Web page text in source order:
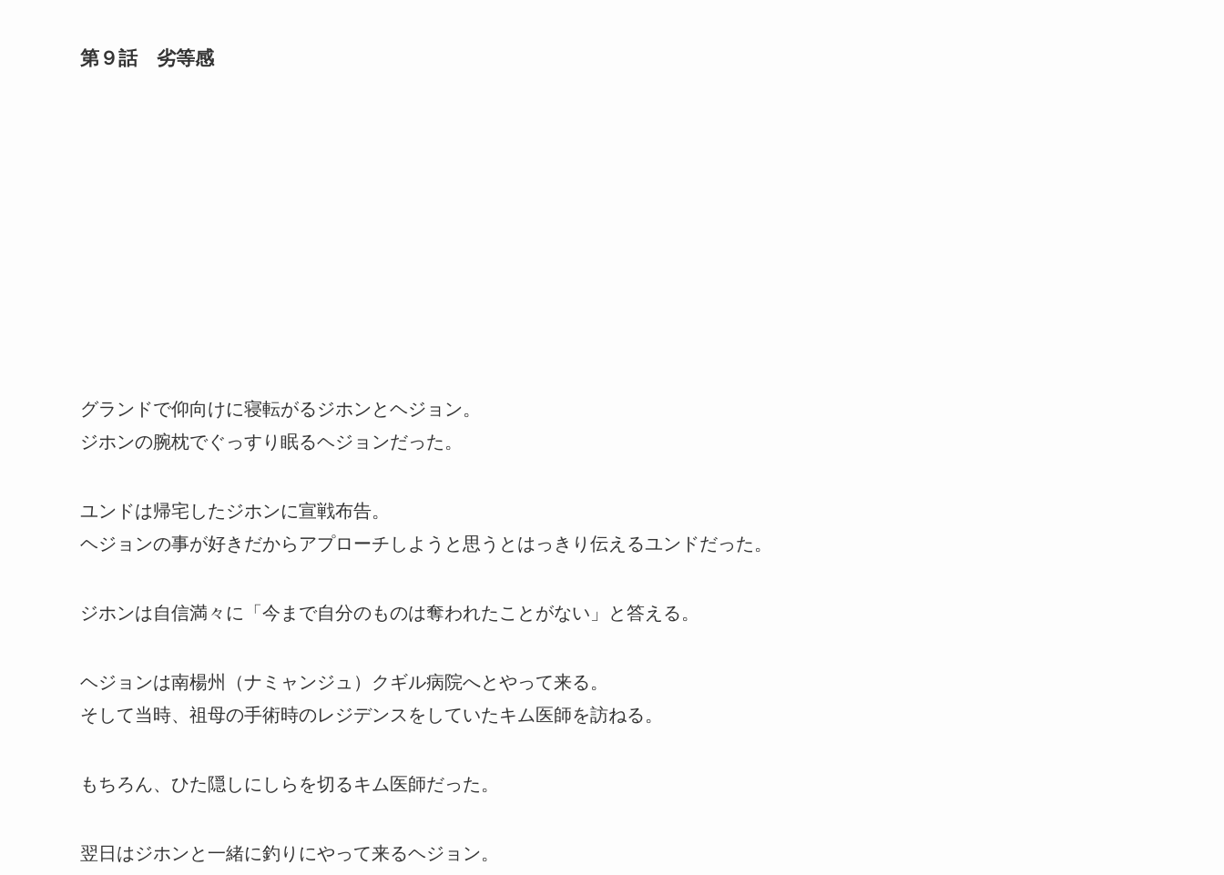
第９話 劣等感
グランドで仰向けに寝転がるジホンとヘジョン。
ジホンの腕枕でぐっすり眠るヘジョンだった。
ユンドは帰宅したジホンに宣戦布告。
ヘジョンの事が好きだからアプローチしようと思うとはっきり伝えるユンドだった。
ジホンは自信満々に「今まで自分のものは奪われたことがない」と答える。
ヘジョンは南楊州（ナミャンジュ）クギル病院へとやって来る。
そして当時、祖母の手術時のレジデンスをしていたキム医師を訪ねる。
もちろん、ひた隠しにしらを切るキム医師だった。
翌日はジホンと一緒に釣りにやって来るヘジョン。